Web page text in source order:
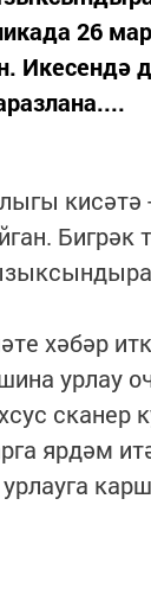
26
Икесендә
кисәтә
Бигрәк
хәбәр
урлау
сканер
ярдәм